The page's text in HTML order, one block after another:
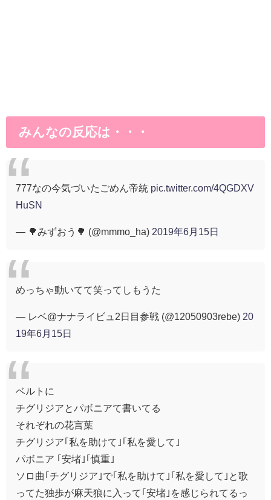
みんなの反応は・・・
777なの今気づいたごめん帝統 pic.twitter.com/4QGDXV
HuSN
— 🌳みずおう🌳 (@mmmo_ha) 2019年6月15日
めっちゃ動いてて笑ってしもうた
— レベ@ナナライビュ2日目参戦 (@12050903rebe) 20
19年6月15日
ベルトに
チグリジアとパボニアて書いてる
それぞれの花言葉
チグリジア｢私を助けて｣｢私を愛して｣
パボニア ｢安堵｣｢慎重｣
ソロ曲｢チグリジア｣で｢私を助けて｣｢私を愛して｣と歌
ってた独歩が麻天狼に入って｢安堵｣を感じられてるっ